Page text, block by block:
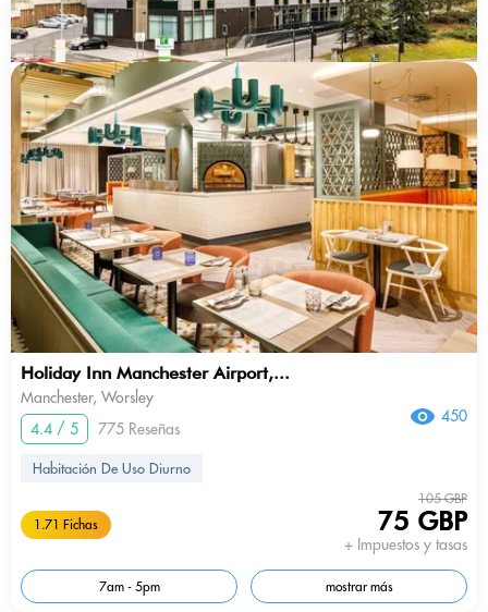
Holiday Inn Manchester Airport,...
Manchester, Worsley
4.4 / 5
775 Reseñas
450
Habitación De Uso Diurno
1.71 Fichas
105 GBP
75 GBP
+ Impuestos y tasas
7am - 5pm mostrar más